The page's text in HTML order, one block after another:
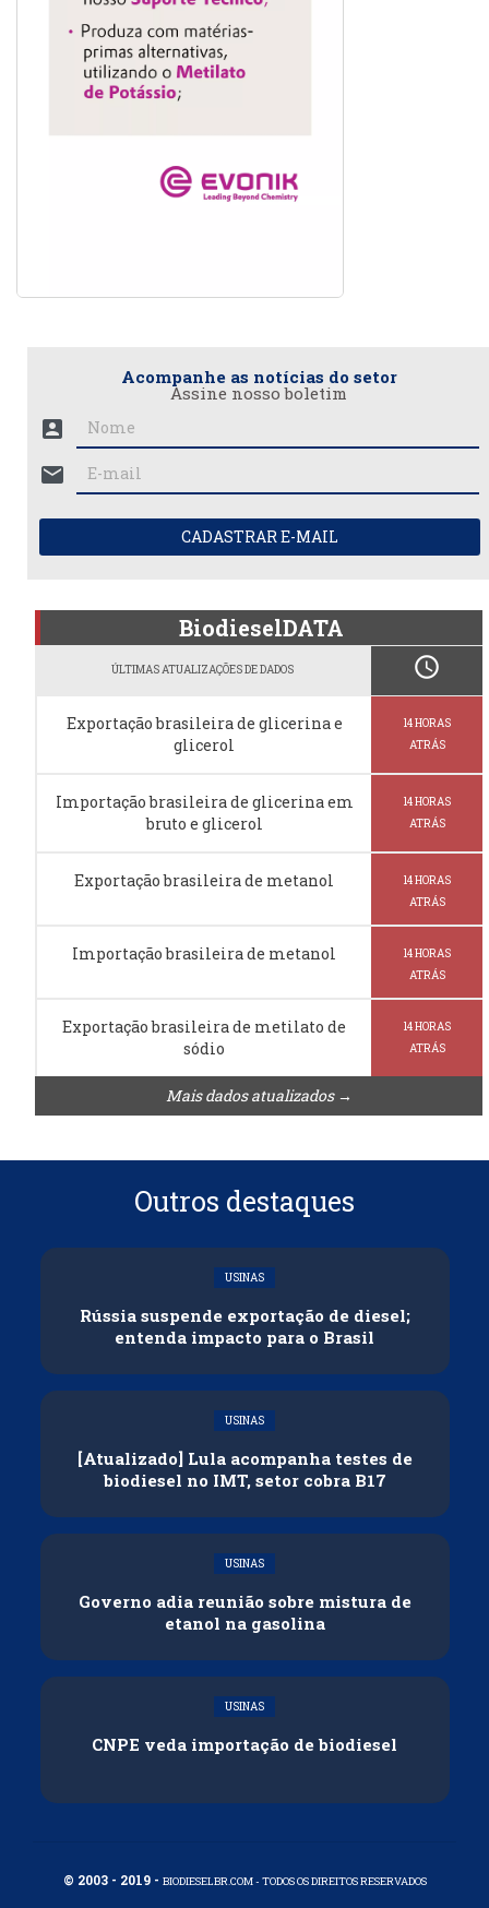
Acompanhe as notícias do setor
Assine nosso boletim
account_box
mail
CADASTRAR E-MAIL
BiodieselDATA
ÚLTIMAS ATUALIZAÇÕES DE DADOS schedule
Exportação brasileira de glicerina e
glicerol
14 HORAS
ATRÁS
Importação brasileira de glicerina em
bruto e glicerol
14 HORAS
ATRÁS
Exportação brasileira de metanol
14 HORAS
ATRÁS
Importação brasileira de metanol
14 HORAS
ATRÁS
Exportação brasileira de metilato de
sódio
14 HORAS
ATRÁS
Mais dados atualizados →
Outros destaques
USINAS
Rússia suspende exportação de diesel;
entenda impacto para o Brasil
USINAS
[Atualizado] Lula acompanha testes de
biodiesel no IMT, setor cobra B17
USINAS
Governo adia reunião sobre mistura de
etanol na gasolina
USINAS
CNPE veda importação de biodiesel
© 2003 - 2019 - BIODIESELBR.COM - TODOS OS DIREITOS RESERVADOS